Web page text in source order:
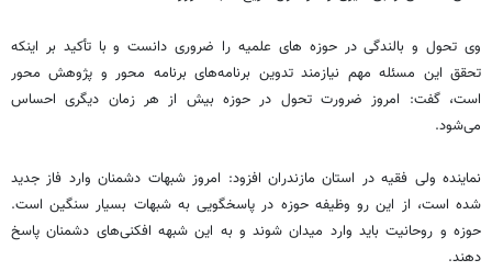
وی تحول و بالندگی در حوزه های علمیه را ضروری دانست و با تأکید بر اینکه
تحقق این مسئله مهم نیازمند تدوین برنامه‌های برنامه محور و پژوهش محور
است، گفت: امروز ضرورت تحول در حوزه بیش از هر زمان دیگری احساس
می‌شود.
نماینده ولی فقیه در استان مازندران افزود: امروز شبهات دشمنان وارد فاز جدید
شده است، از این رو وظیفه حوزه در پاسخگویی به شبهات بسیار سنگین است.
حوزه و روحانیت باید وارد میدان شوند و به این شبهه افکنی‌های دشمنان پاسخ
دهند.